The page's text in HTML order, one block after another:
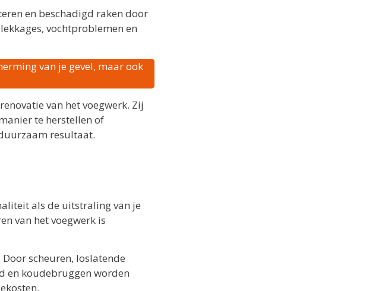
en beschadigd raken door
vochtproblemen en
van je gevel, maar ook
van het voegwerk. Zij
te herstellen of
resultaat.
als de uitstraling van je
van het voegwerk is
scheuren, loslatende
en koudebruggen worden